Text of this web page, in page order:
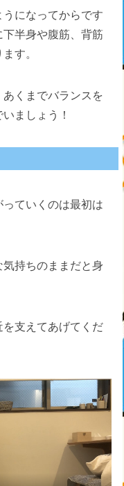
になってからです
半身や腹筋、背筋
す。
くまでバランスを
ましょう！
ていくのは最初は
持ちのままだと身
支えてあげてくだ